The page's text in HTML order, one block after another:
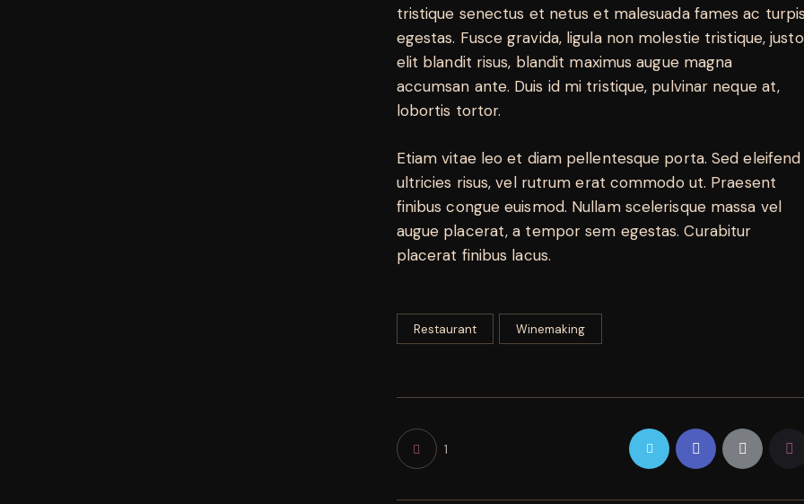
tristique senectus et netus et malesuada fames ac
egestas. Fusce gravida, ligula non molestie tristique, justo
elit blandit risus, blandit maximus augue magna
accumsan ante. Duis id mi tristique, pulvinar neque at,
lobortis tortor.
Etiam vitae leo et diam pellentesque porta. Sed eleifend
ultricies risus, vel rutrum erat commodo ut. Praesent
finibus congue euismod. Nullam scelerisque massa vel
augue placerat, a tempor sem egestas. Curabitur
placerat finibus lacus.
Restaurant Winemaking
1